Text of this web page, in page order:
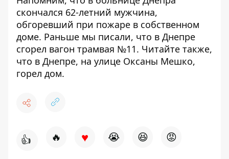
скончался 62-летний мужчина,
обгоревший при пожаре в собственном
доме. Раньше мы писали, что в Днепре
сгорел вагон трамвая №11. Читайте также,
что в Днепре, на улице Оксаны Мешко,
горел дом.
👍 🔥 ♥ 😭 😆 😡